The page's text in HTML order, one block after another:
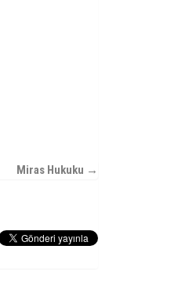
Miras Hukuku →